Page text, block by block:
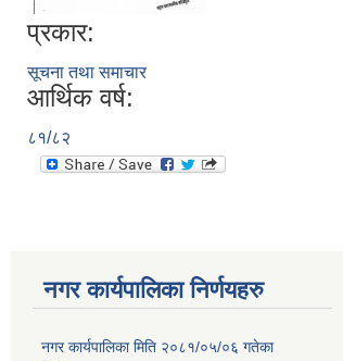
प्रकार:
सूचना तथा समाचार
आर्थिक वर्ष:
८१/८२
नगर कार्यपालिका निर्णयहरु
नगर कार्यपालिका मिति २०८१/०५/०६ गतेका